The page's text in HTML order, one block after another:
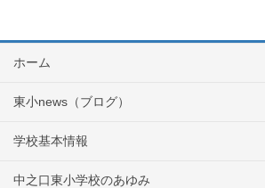
ホーム
東小news（ブログ）
学校基本情報
中之口東小学校のあゆみ